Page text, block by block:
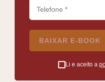
BAIXAR E-BOOK
Li e aceito a